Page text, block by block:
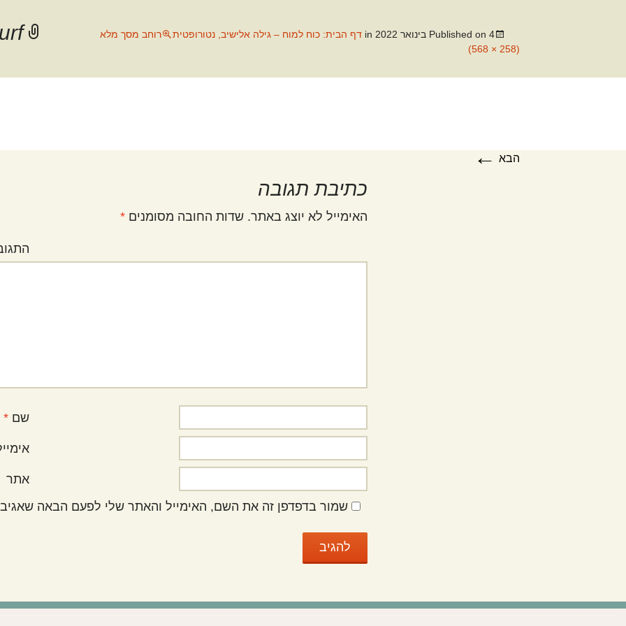
Published on 4 בינואר 2022 דף הבית: כוח למוח – גילה אלישיב, נטורופטית
רוחב מסך מלא
(258 × 568)
הבא ←
כתיבת תגובה
האימייל לא יוצג באתר. שדות החובה מסומנים *
שם *
אתר
שמור בדפדפן זה את השם, האימייל והאתר שלי לפעם הבאה